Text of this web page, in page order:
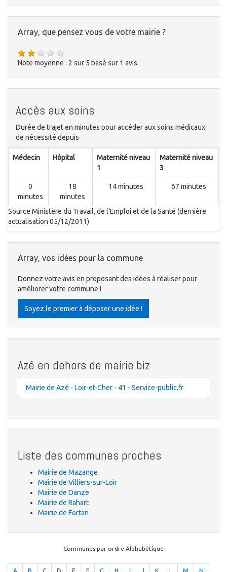
Array, que pensez vous de votre mairie ?
Note moyenne : 2 sur 5 basé sur 1 avis.
Accès aux soins
Durée de trajet en minutes pour accéder aux soins médicaux
de nécessité depuis
Médecin Hôpital
Maternité niveau
1
Maternité niveau
3
0
minutes
18
minutes
14 minutes 67 minutes
Source Ministère du Travail, de l'Emploi et de la Santé (dernière
actualisation 05/12/2011)
Array, vos idées pour la commune
Donnez votre avis en proposant des idées à réaliser pour
améliorer votre commune !
Soyez le premier à déposer une idée !
Azé en dehors de mairie.biz
Mairie de Azé - Loir-et-Cher - 41 - Service-public.fr
Liste des communes proches
Mairie de Mazange
Mairie de Villiers-sur-Loir
Mairie de Danze
Mairie de Rahart
Mairie de Fortan
Communes par ordre Alphabétique